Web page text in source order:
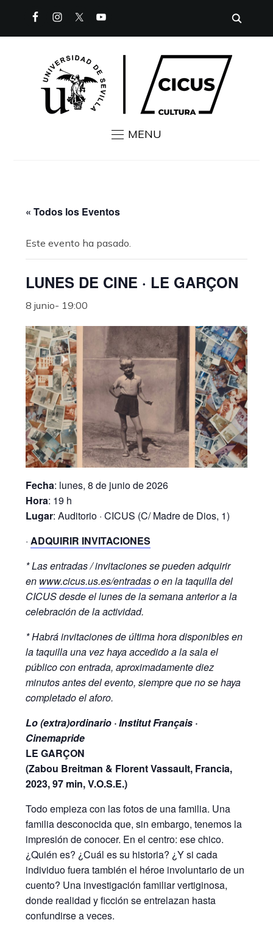
MENU
« Todos los Eventos
Este evento ha pasado.
LUNES DE CINE · LE GARÇON
8 junio- 19:00
Fecha: lunes, 8 de junio de 2026
Hora: 19 h
Lugar: Auditorio · CICUS (C/ Madre de Dios, 1)
·ADQUIRIR INVITACIONES
* Las entradas / invitaciones se pueden adquirir
en www.cicus.us.es/entradaso en la taquilla del
CICUS desde el lunes de la semana anterior a la
celebración de la actividad.
* Habrá invitaciones de última hora disponibles en
la taquilla una vez haya accedido a la sala el
público con entrada, aproximadamente diez
minutos antes del evento, siempre que no se haya
completado el aforo.
Lo (extra)ordinario · Institut Français ·
Cinemapride
LE GARÇON
(Zabou Breitman & Florent Vassault, Francia,
2023, 97 min, V.O.S.E.)
Todo empieza con las fotos de una familia. Una
familia desconocida que, sin embargo, tenemos la
impresión de conocer. En el centro: ese chico.
¿Quién es? ¿Cuál es su historia? ¿Y si cada
individuo fuera también el héroe involuntario de un
cuento? Una investigación familiar vertiginosa,
donde realidad y ficción se entrelazan hasta
confundirse a veces.